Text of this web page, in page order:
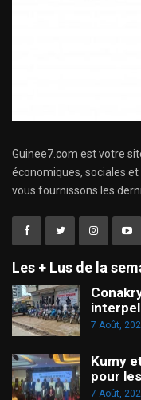
Guinee7.com est votre
économiques, sociales et
vous fournissons les
Les + Lus de la
7 Août,
Kumy
pour
7 Août,